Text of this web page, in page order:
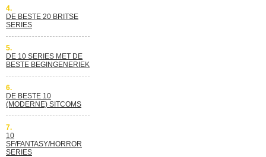
4.
DE BESTE 20 BRITSE
SERIES
5.
DE 10 SERIES MET DE
BESTE BEGINGENERIEK
6.
DE BESTE 10
(MODERNE) SITCOMS
7.
10
SF/FANTASY/HORROR
SERIES